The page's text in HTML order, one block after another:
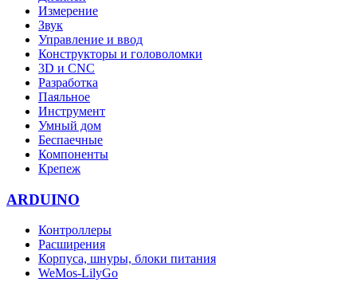
Измерение
Звук
Управление и ввод
Конструкторы и головоломки
3D и CNC
Разработка
Паяльное
Инструмент
Умный дом
Беспаечные
Компоненты
Крепеж
ARDUINO
Контроллеры
Расширения
Корпуса, шнуры, блоки питания
WeMos-LilyGo